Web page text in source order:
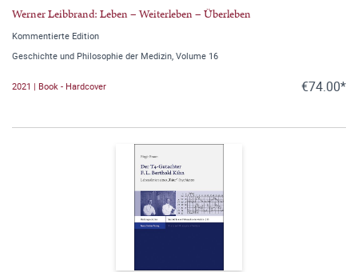
Werner Leibbrand: Leben – Weiterleben – Überleben
Kommentierte Edition
Geschichte und Philosophie der Medizin, Volume 16
2021 | Book - Hardcover €74.00*